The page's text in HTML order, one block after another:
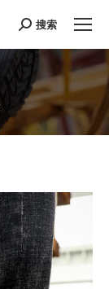
Search:
搜索